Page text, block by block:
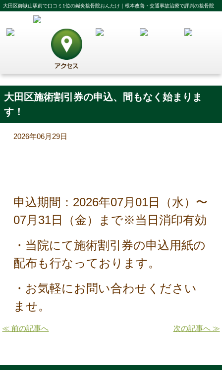
大田区御嶽山駅前で口コミ1位の鍼灸接骨院おんたけ｜根本改善・交通事故治療で評判の接骨院
大田区施術割引券の申込、間もなく始まりま
す！
2026年06月29日
申込期間：2026年07月01日（水）〜
07月31日（金）まで※当日消印有効
・当院にて施術割引券の申込用紙の
配布も行なっております。
・お気軽にお問い合わせください
ませ。
≪ 前の記事へ 次の記事へ ≫